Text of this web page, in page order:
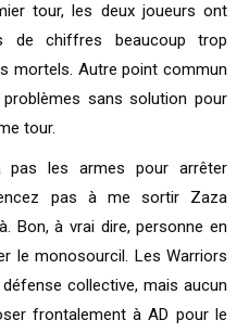
tour, les deux joueurs ont
de chiffres beaucoup trop
mortels. Autre point commun
sans solution pour
tour.
pas les armes pour arrêter
pas à me sortir Zaza
Bon, à vrai dire, personne en
le monosourcil. Les Warriors
collective, mais aucun
frontalement à AD pour le